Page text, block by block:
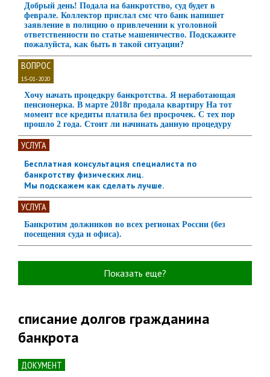
Добрый день! Подала на банкротство, суд будет в
феврале. Коллектор прислал смс что банк напишет
заявление в полицию о привлечении к уголовной
ответственности по статье машеничество. Подскажите
пожалуйста, как быть в такой ситуации?
ВОПРОС
15-01-2020
Хочу начать процедкру банкротства. Я неработающая
пенсионерка. В марте 2018г продала квартиру На тот
момент все кредиты платила без просрочек. С тех пор
прошло 2 года. Стоит ли начинать данную процедуру
УСЛУГА
Бесплатная консультация специалиста по
банкротству физических лиц.
Мы подскажем как сделать лучше.
УСЛУГА
Банкротим должников во всех регионах России (без
посещения суда и офиса).
Показать еще?
списание долгов гражданина
банкрота
ДОКУМЕНТ